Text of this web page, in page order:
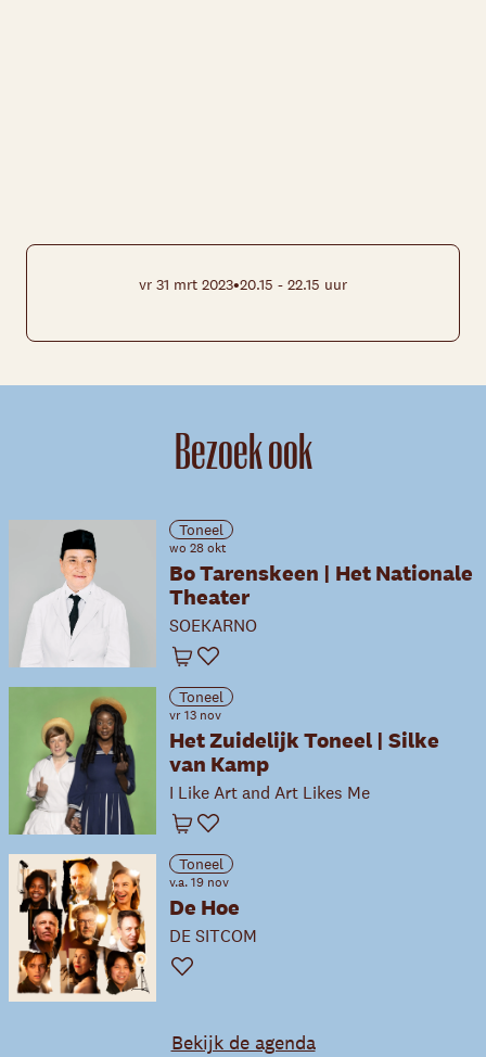
vr 31 mrt 2023•20.15 - 22.15 uur
Bezoek ook
Toneel
wo 28 okt
Bo Tarenskeen | Het Nationale
Theater
SOEKARNO
Winkelwagen
Favoriet
Toneel
vr 13 nov
Het Zuidelijk Toneel | Silke
van Kamp
I Like Art and Art Likes Me
Winkelwagen
Favoriet
Toneel
v.a. 19 nov
De Hoe
DE SITCOM
Favoriet
Bekijk de agenda